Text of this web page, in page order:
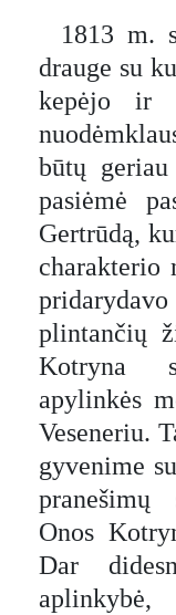
1813 m.
drauge su
kepėjo ir
būtų
pasiėmė
Gertrūdą,
charakterio
plintančių
Kotryna
apylinkės
Veseneriu.
gyvenime
Onos
Dar